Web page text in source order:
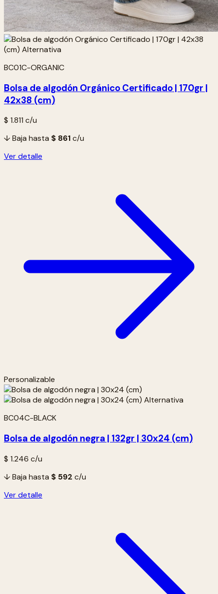
BC01C-ORGANIC
Bolsa de algodón Orgánico Certificado | 170gr |
42x38 (cm)
$ 1.811 c/u
↓ Baja hasta $ 861c/u
Ver detalle
Personalizable
BC04C-BLACK
Bolsa de algodón negra | 132gr | 30x24 (cm)
$ 1.246 c/u
↓ Baja hasta $ 592 c/u
Ver detalle